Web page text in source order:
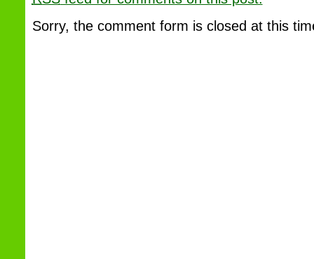
Sorry, the comment form is closed at this